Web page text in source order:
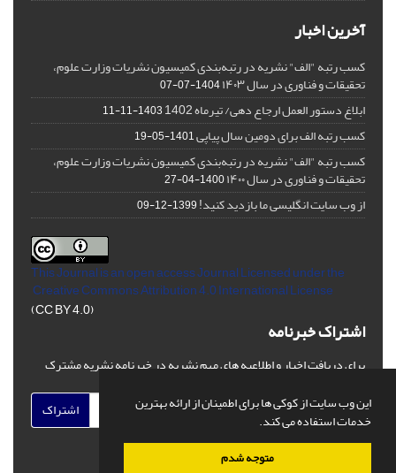
این وب سایت از کوکی ها برای اطمینان از ارائه بهترین
خدمات استفاده می کند.
متوجه شدم
آخرین اخبار
کسب رتبه "الف" نشریه در رتبه‌بندی کمیسیون نشریات وزارت علوم،
تحقیقات و فناوری در سال ۱۴۰۳ 1404-07-07
ابلاغ دستور العمل ارجاع دهی/ تیرماه 1402 1403-11-11
کسب رتبه الف برای دومین سال پیاپی1401-05-19
کسب رتبه "الف" نشریه در رتبه‌بندی کمیسیون نشریات وزارت علوم،
تحقیقات و فناوری در سال ۱۴۰۰ 1400-04-27
از وب سایت انگلیسی ما بازدید کنید!1399-12-09
This Journal is an open access Journal Licensedunder the
Creative Commons Attribution 4.0 International License
(CC BY 4.0)
اشتراک خبرنامه
برای دریافت اخبار و اطلاعیه های مهم نشریه در خبرنامه نشریه مشترک
اشتراک